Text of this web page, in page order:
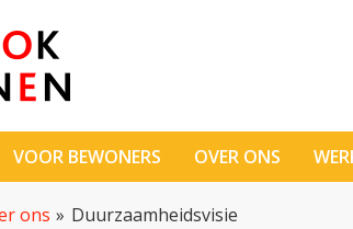
VOOR BEWONERS OVER ONS
ons Duurzaamheidsvisie